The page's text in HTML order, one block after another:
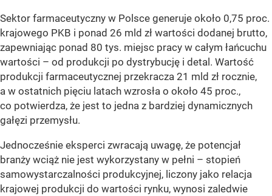
Sektor farmaceutyczny w Polsce generuje około 0,75 proc.
krajowego PKB i ponad 26 mld zł wartości dodanej brutto,
zapewniając ponad 80 tys. miejsc pracy w całym łańcuchu
wartości – od produkcji po dystrybucję i detal. Wartość
produkcji farmaceutycznej przekracza 21 mld zł rocznie,
a w ostatnich pięciu latach wzrosła o około 45 proc.,
co potwierdza, że jest to jedna z bardziej dynamicznych
gałęzi przemysłu.
Jednocześnie eksperci zwracają uwagę, że potencjał
branży wciąż nie jest wykorzystany w pełni – stopień
samowystarczalności produkcyjnej, liczony jako relacja
krajowej produkcji do wartości rynku, wynosi zaledwie